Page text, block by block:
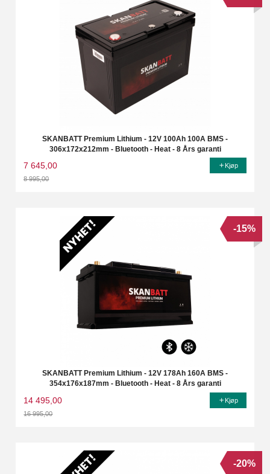
SKANBATT Premium Lithium - 12V 100Ah 100A BMS -
306x172x212mm - Bluetooth - Heat - 8 Års garanti
7 645,00
8 995,00
Kjøp
SKANBATT Premium Lithium - 12V 178Ah 160A BMS -
354x176x187mm - Bluetooth - Heat - 8 Års garanti
14 495,00
16 995,00
-15%
Kjøp
-20%